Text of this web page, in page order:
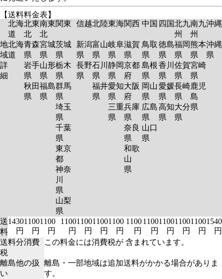
【送料料金表】
北海
道
北東
北
南東
北
関東 信越北陸東海関西 中国 四国北九
州
南九
州
沖縄
地
域
詳
細
北海
道
青森
県
岩手
県
秋田
県
宮城
県
山形
県
福島
県
茨城
県
栃木
県
群馬
県
埼玉
県
千葉
県
東京
都
神奈
川
県
山梨
県
新潟
県
長野
県
富山
県
石川
県
福井
県
岐阜
県
静岡
県
愛知
県
三重
県
滋賀
県
京都
府
大阪
府
兵庫
県
奈良
県
和歌
山
県
鳥取
県
島根
県
岡山
県
広島
県
山口
県
徳島
県
香川
県
愛媛
県
高知
県
福岡
県
佐賀
県
長崎
県
大分
県
熊本
県
宮崎
県
鹿児
島
県
沖縄
県
送
料
1430
円
1100
円
1100
円
1100
円
1100
円
1100
円
1100
円
1100
円
1100
円
1100
円
1100
円
1100
円
1540
円
送料分消費
税
この料金には消費税が 含まれています。
離島他の扱
い
離島・一部地域は追加送料がかかる場合がありま
す。